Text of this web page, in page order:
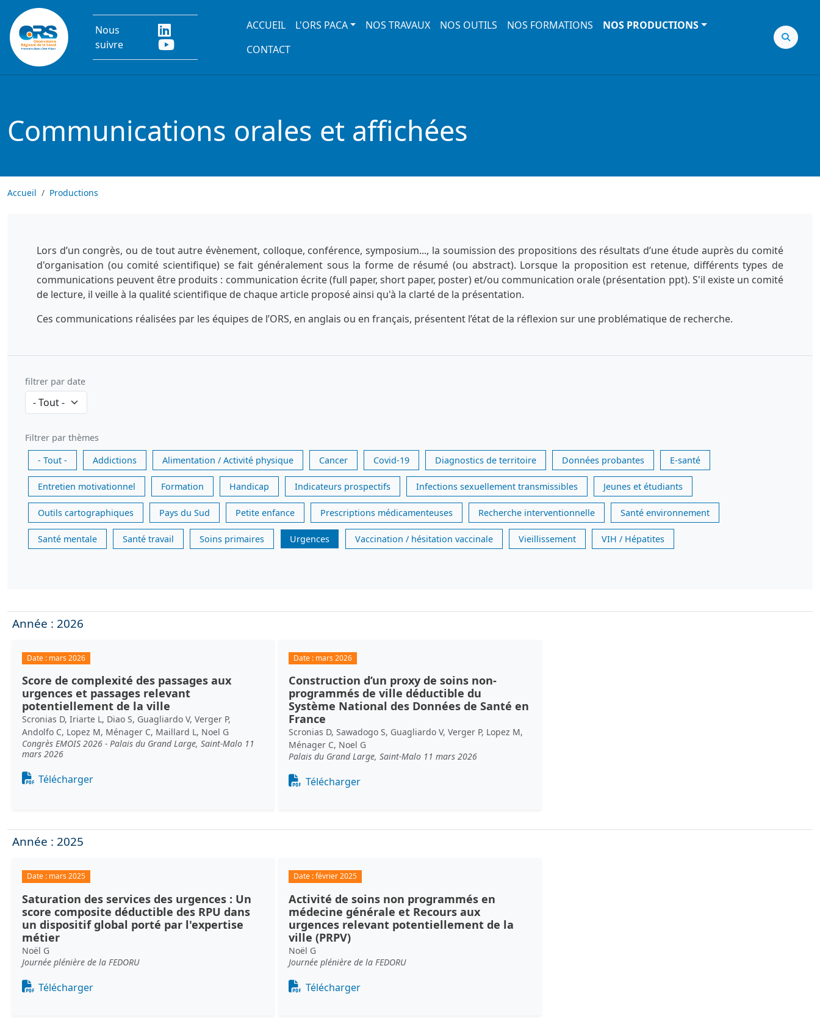
Aller au contenu principal
Nous
suivre
Main navigation
ACCUEIL L'ORS PACA NOS TRAVAUX NOS OUTILS NOS FORMATIONS
NOS PRODUCTIONS
CONTACT
Communications orales et affichées
Accueil Productions
Lors d’un congrès, ou de tout autre évènement, colloque, conférence, symposium..., la soumission des propositions des résultats d’une étude auprès du comité
d'organisation (ou comité scientifique) se fait généralement sous la forme de résumé (ou abstract). Lorsque la proposition est retenue, différents types de
communications peuvent être produits : communication écrite (full paper, short paper, poster) et/ou communication orale (présentation ppt). S'il existe un comité
de lecture, il veille à la qualité scientifique de chaque article proposé ainsi qu'à la clarté de la présentation.
Ces communications réalisées par les équipes de l’ORS, en anglais ou en français, présentent l’état de la réflexion sur une problématique de recherche.
filtrer par date
Filtrer par thèmes
- Tout -
Addictions Alimentation / Activité physique Cancer Covid-19 Diagnostics de territoire Données probantes E-santé
Entretien motivationnel Formation Handicap Indicateurs prospectifs Infections sexuellement transmissibles Jeunes et étudiants
Outils cartographiques Pays du Sud Petite enfance Prescriptions médicamenteuses Recherche interventionnelle Santé environnement
Santé mentale Santé travail Soins primaires Urgences Vaccination / hésitation vaccinale Vieillissement VIH / Hépatites
Année : 2026
Date : mars 2026
Score de complexité des passages aux
urgences et passages relevant
potentiellement de la ville
Scronias D, Iriarte L, Diao S, Guagliardo V, Verger P,
Andolfo C, Lopez M, Ménager C, Maillard L, Noel G
Congrès EMOIS 2026 - Palais du Grand Large, Saint-Malo 11
mars 2026
Document
Télécharger
Date : mars 2026
Construction d’un proxy de soins non-
programmés de ville déductible du
Système National des Données de Santé en
France
Scronias D, Sawadogo S, Guagliardo V, Verger P, Lopez M,
Ménager C, Noel G
Palais du Grand Large, Saint-Malo 11 mars 2026
Document
Télécharger
Année : 2025
Date : mars 2025
Saturation des services des urgences : Un
score composite déductible des RPU dans
un dispositif global porté par l'expertise
métier
Noël G
Journée plénière de la FEDORU
Document
Télécharger
Date :février 2025
Activité de soins non programmés en
médecine générale et Recours aux
urgences relevant potentiellement de la
ville (PRPV)
Noël G
Journée plénière de la FEDORU
Document
Télécharger